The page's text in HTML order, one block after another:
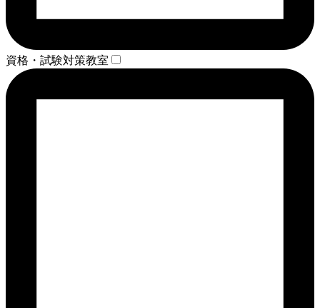
資格・試験対策教室